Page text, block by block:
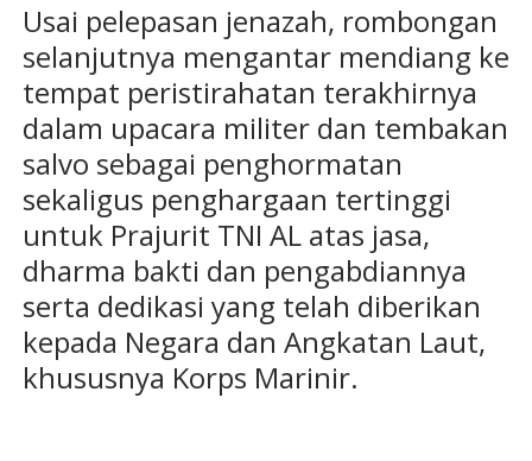
Usai pelepasan jenazah, rombongan
selanjutnya mengantar mendiang ke
tempat peristirahatan terakhirnya
dalam upacara militer dan tembakan
salvo sebagai penghormatan
sekaligus penghargaan tertinggi
untuk Prajurit TNI AL atas jasa,
dharma bakti dan pengabdiannya
serta dedikasi yang telah diberikan
kepada Negara dan Angkatan Laut,
khususnya Korps Marinir.